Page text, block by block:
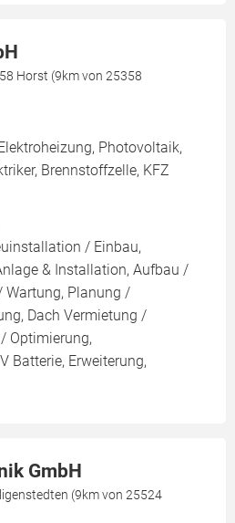
Horst (9km von 25358
Photovoltaik,
Brennstoffzelle, KFZ
/ Einbau,
& Installation, Aufbau /
Wartung, Planung /
Dach Vermietung /
Optimierung,
Batterie, Erweiterung,
GmbH
(9km von 25524